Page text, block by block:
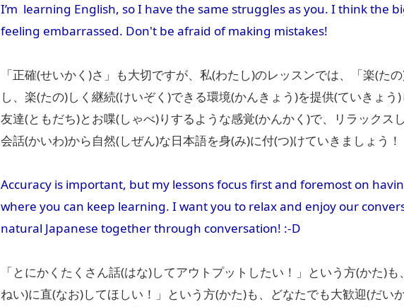
I’m learning English, so I have the same struggles as you. I think the
feeling embarrassed. Don't be afraid of making mistakes!
「正確(せいかく)さ」も大切ですが、私(わたし)のレッスンでは、「楽(た
し、楽(たの)しく継続(けいぞく)できる環境(かんきょう)を提供(ていきょう
友達(ともだち)とお喋(しゃべ)りするような感覚(かんかく)で、リラックス
会話(かいわ)から自然(しぜん)な日本語を身(み)に付(つ)けていきましょう！
Accuracy is important, but my lessons focus first and foremost on
where you can keep learning. I want you to relax and enjoy our
natural Japanese together through conversation! :-D
「とにかくたくさん話(はな)してアウトプットしたい！」という方(かた)
ねい)に直(なお)してほしい！」という方(かた)も、どなたでも大歓迎(だい